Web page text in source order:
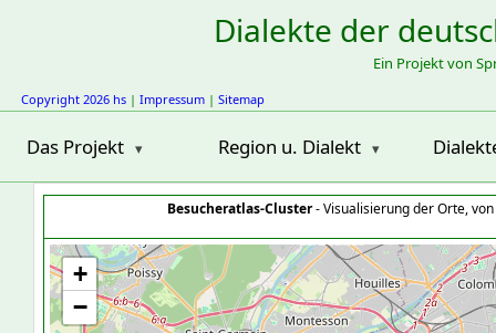
Dialekte der
Ein Projekt von
Copyright 2026 hs | Impressum | Sitemap
Das Projekt Region u. Dialekt
Besucheratlas-Cluster- Visualisierung der Orte,
+
−